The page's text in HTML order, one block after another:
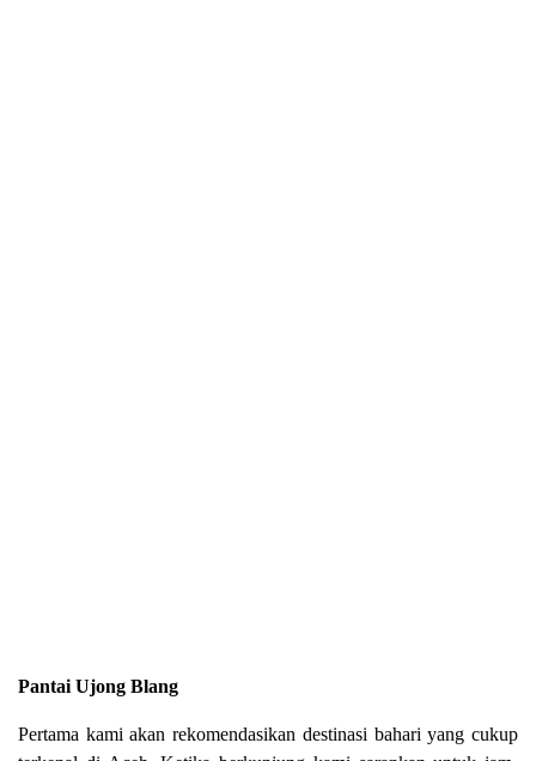
Pantai Ujong Blang
Pertama kami akan rekomendasikan destinasi bahari yang cukup